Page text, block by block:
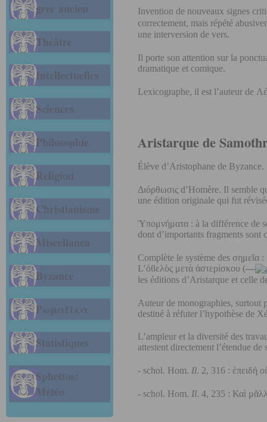
grec ancien
Théâtre
Intellectuelles
Sciences
Philosophie
Religion
Christianisme
Miscellanea
Byzance
Ρωμαίϊκα
Statistiques
Sphettos:
Météo
Invention de nouveaux signes
correctement, mais répété
une interversion de vers.
Il porte son attention sur la
dramatique et comique.
Lexicographe, il est l’auteur de
Aristarque de
Élève d’Aristophane de
Διόρθωσις d’Homère. Il semble
une édition originale qui fut
Ὑπομνήματα : à la différence de
dont d’importants fragments sont
Complète le système des σημεῖα
L’ὀϐελὸς μετὰ ἀστερίσκου (—
les éditions d’Aristarque et celle
Auteur de monographies, surtout
destiné à réfuter l’hypothèse de
L’ampleur et la diversité des
attestent directement l’étendue
- schol. Hom. Il. 2, 316 : ἐπειδὴ
- schol. Hom. Il. 4, 235 : Καὶ